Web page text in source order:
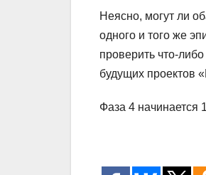
Неясно, могут ли
одного и того же
проверить что-
будущих проектов
Фаза 4 начинается